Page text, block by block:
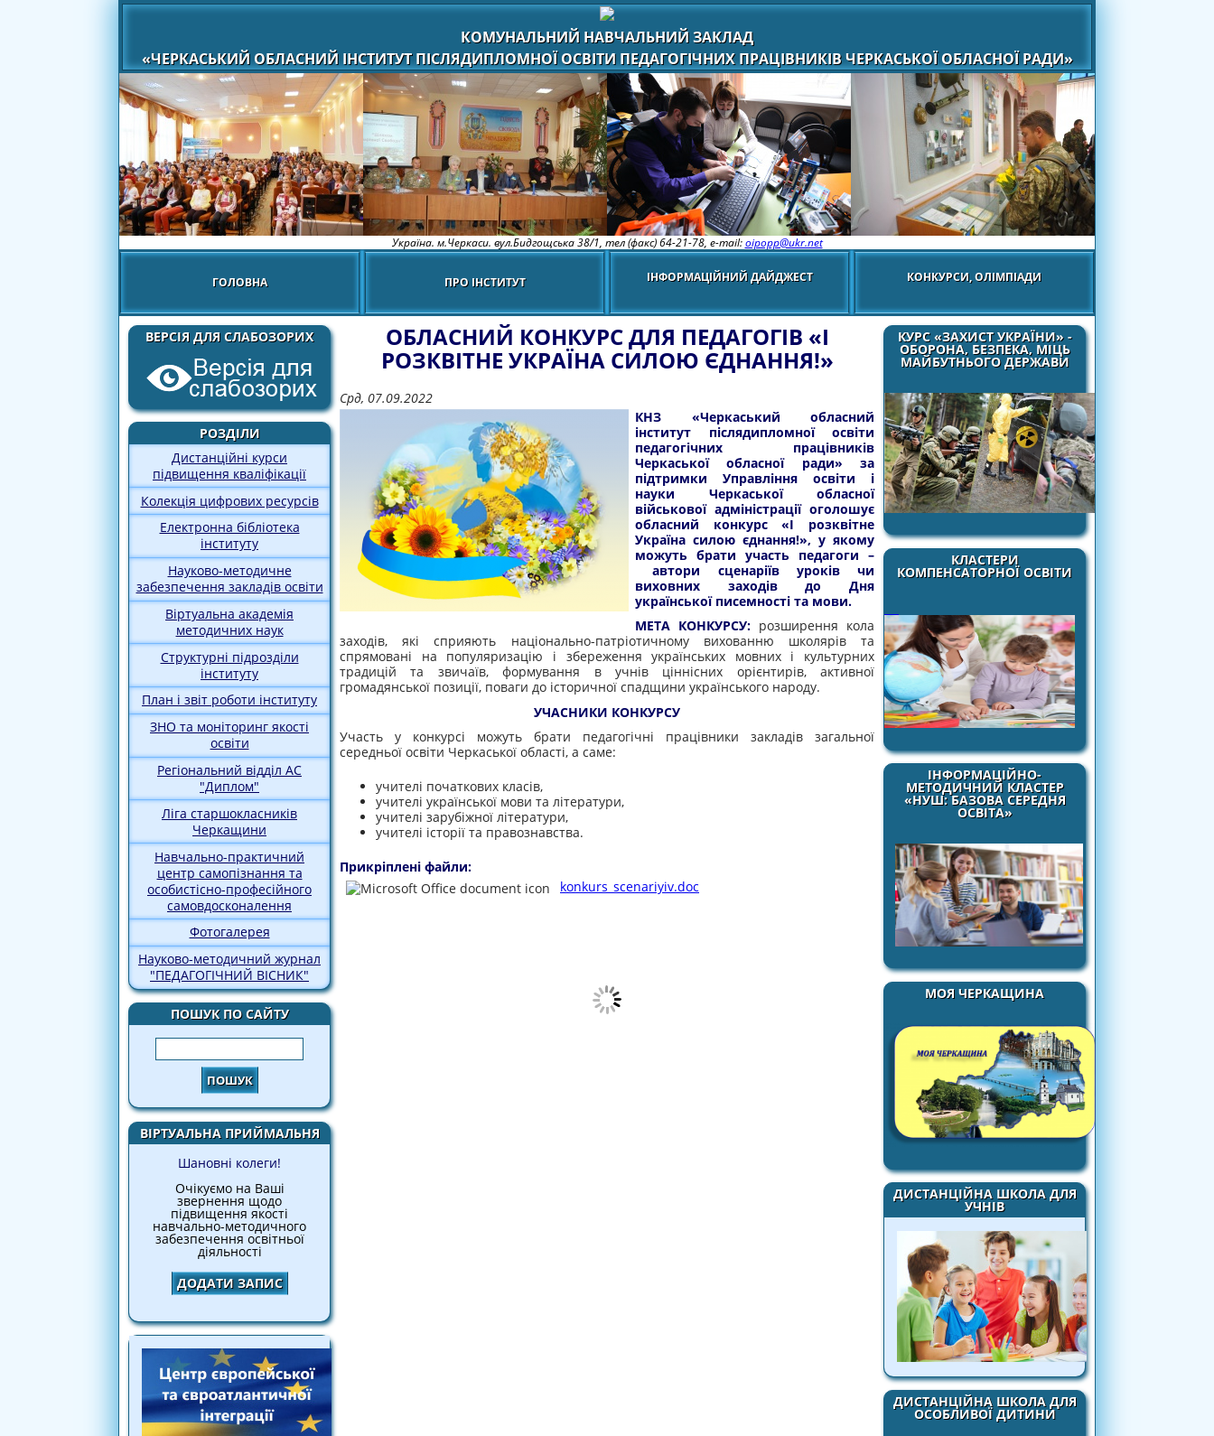
КОМУНАЛЬНИЙ НАВЧАЛЬНИЙ ЗАКЛАД
«ЧЕРКАСЬКИЙ ОБЛАСНИЙ ІНСТИТУТ ПІСЛЯДИПЛОМНОЇ ОСВІТИ ПЕДАГОГІЧНИХ ПРАЦІВНИКІВ ЧЕРКАСЬКОЇ ОБЛАСНОЇ РАДИ»
Україна. м.Черкаси. вул.Бидгощська 38/1, тел (факс) 64-21-78, e-mail:oipopp@ukr.net
ГОЛОВНА ПРО ІНСТИТУТ ІНФОРМАЦІЙНИЙ ДАЙДЖЕСТ КОНКУРСИ, ОЛІМПІАДИ
ВЕРСІЯ ДЛЯ СЛАБОЗОРИХ
РОЗДІЛИ
Дистанційні курси
підвищення кваліфікації
Колекція цифрових ресурсів
Електронна бібліотека
інституту
Науково-методичне
забезпечення закладів освіти
Віртуальна академія
методичних наук
Структурні підрозділи
інституту
План і звіт роботи інституту
ЗНО та моніторинг якості
освіти
Регіональний відділ АС
"Диплом"
Ліга старшокласників
Черкащини
Навчально-практичний
центр самопізнання та
особистісно-професійного
самовдосконалення
Фотогалерея
Науково-методичний журнал
"ПЕДАГОГІЧНИЙ ВІСНИК"
ПОШУК ПО САЙТУ
Пошук
ВІРТУАЛЬНА ПРИЙМАЛЬНЯ
Шановні колеги!
Очікуємо на Ваші
звернення щодо
підвищення якості
навчально-методичного
забезпечення освітньої
діяльності
ДОДАТИ ЗАПИС
КУРС «ЗАХИСТ УКРАЇНИ» -
ОБОРОНА, БЕЗПЕКА, МІЦЬ
МАЙБУТНЬОГО ДЕРЖАВИ
КЛАСТЕРИ
КОМПЕНСАТОРНОЇ ОСВІТИ
ІНФОРМАЦІЙНО-
МЕТОДИЧНИЙ КЛАСТЕР
«НУШ: БАЗОВА СЕРЕДНЯ
ОСВІТА»
МОЯ ЧЕРКАЩИНА
ДИСТАНЦІЙНА ШКОЛА ДЛЯ
УЧНІВ
ДИСТАНЦІЙНА ШКОЛА ДЛЯ
ОСОБЛИВОЇ ДИТИНИ
ОБЛАСНИЙ КОНКУРС ДЛЯ ПЕДАГОГІВ «І
РОЗКВІТНЕ УКРАЇНА СИЛОЮ ЄДНАННЯ!»
Срд, 07.09.2022
КНЗ «Черкаський обласний
інститут післядипломної освіти
педагогічних працівників
Черкаської обласної ради» за
підтримки
Управління освіти і
науки Черкаської обласної
військової адміністрації оголошує
обласний конкурс «І розквітне
Україна силою єднання!», у якому
можуть брати участь педагоги –
автори сценаріїв уроків чи
виховних заходів до Дня
української писемності та мови.
МЕТА КОНКУРСУ: розширення кола
заходів, які сприяють національно-патріотичному вихованню школярів та
спрямовані на популяризацію і збереження українських мовних і культурних
традицій та звичаїв, формування в учнів ціннісних орієнтирів, активної
громадянської позиції, поваги до історичної спадщини українського народу.
УЧАСНИКИ КОНКУРСУ
Участь у конкурсі можуть брати педагогічні працівники закладів загальної
середньої освіти Черкаської області, а саме:
учителі початкових класів,
учителі української мови та літератури,
учителі зарубіжної літератури,
учителі історії та правознавства.
Прикріплені файли:
konkurs_scenariyiv.doc